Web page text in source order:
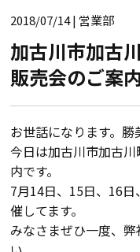
来店予約
HOME
物件検索
会員登録
分譲モデルハウス
2018/07/14| 営業部
加古川市加古
販売会のご案内
お世話になります。
今日は加古川市加古
内です。
7月14日、15日、16
催してます。
みなさまぜひ一度、